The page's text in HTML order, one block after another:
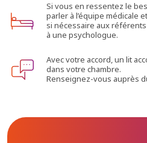
Si vous en ressentez le
parler à l’équipe médicale
si nécessaire aux
à une psychologue.
Avec votre accord, un lit
dans votre chambre.
Renseignez-vous auprès